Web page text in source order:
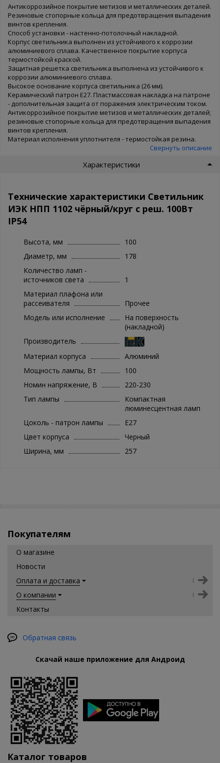
Антикоррозийное покрытие метизов и металлических деталей.
Резиновые стопорные кольца для предотвращения выпадения
винтов крепления.
Способ установки - настенно-потолочный накладной.
Корпус светильника выполнен из устойчивого к коррозии
алюминиевого сплава. Качественное покрытие корпуса
термостойкой краской.
Защитная решетка светильника выполнена из устойчивого к
коррозии алюминиевого сплава.
Высокое основание корпуса светильника (26 мм).
Керамический патрон Е27. Пластмассовая накладка на патроне
- дополнительная защита от поражения электрическим током.
Антикоррозийное покрытие метизов и металлических деталей;
резиновые стопорные кольца для предотвращения выпадения
винтов крепления.
Материал исполнения уплотнителя - термостойкая резина.
Свернуть описание
Характеристики
Технические характеристики Светильник
ИЭК НПП 1102 чёрный/круг с реш. 100Вт
IP54
Высота, мм
100
Диаметр, мм
178
Количество ламп -
источников света
1
Материал плафона или
рассеивателя
Прочее
Модель или исполнение
На поверхность
(накладной)
Производитель
Материал корпуса
Алюминий
Мощность лампы, Вт
100
Номин напряжение, В
220-230
Тип лампы
Компактная
люминесцентная ламп
Цоколь - патрон лампы
E27
Цвет корпуса
Черный
Ширина, мм
257
Покупателям
О магазине
Новости
Оплата и доставка
О компании
Контакты
Обратная связь
Скачай наше приложение для Андроид
Каталог товаров